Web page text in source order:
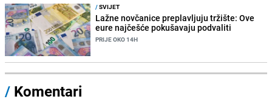
/SVIJET
Lažne novčanice preplavljuju tržište: Ove
eure najčešće pokušavaju podvaliti
PRIJE OKO 14H
/ Komentari